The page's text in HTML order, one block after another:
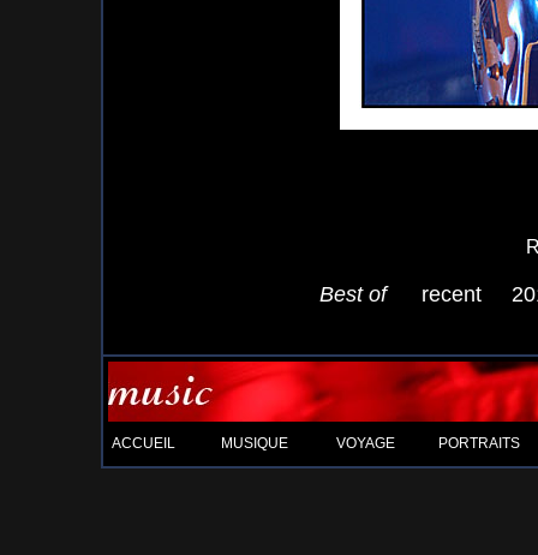
Best of recent
ACCUEIL MUSIQUE VOYAGE PORTRAITS